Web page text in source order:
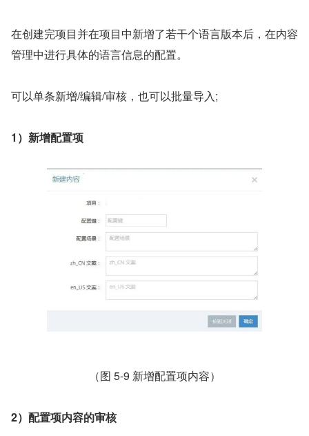
在创建完项目并在项目中新增了若干个语言版本后，在内容
管理中进行具体的语言信息的配置。
可以单条新增/编辑/审核，也可以批量导入;
1）新增配置项
（图 5-9 新增配置项内容）
2）配置项内容的审核